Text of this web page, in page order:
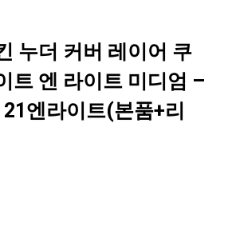
누더 커버 레이어 쿠
트 엔 라이트 미디엄 –
엔라이트(본품+리